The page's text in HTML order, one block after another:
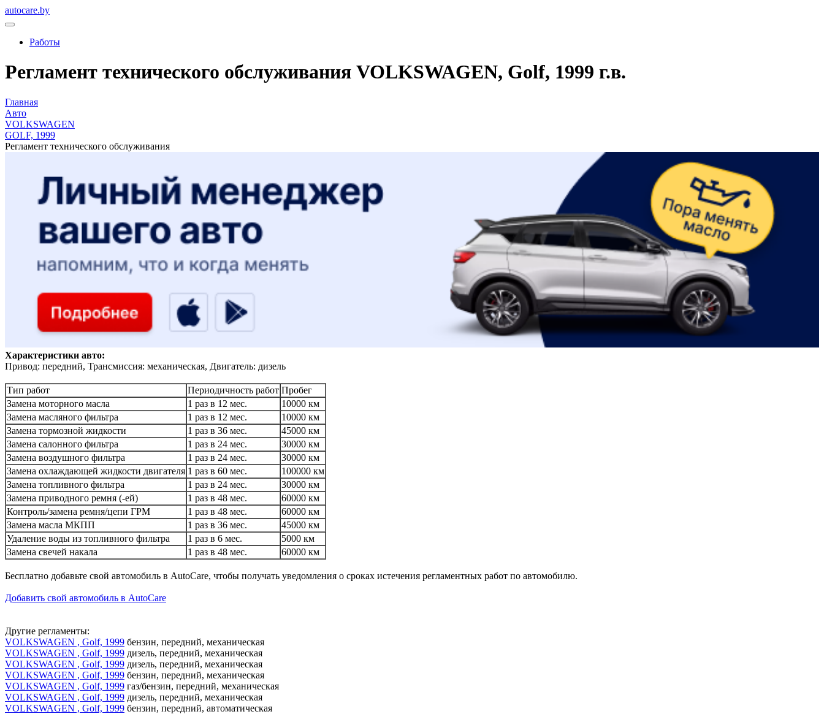
autocare.by
Работы
Регламент технического обслуживания VOLKSWAGEN, Golf, 1999 г.в.
Главная
Авто
VOLKSWAGEN
GOLF, 1999
Регламент технического обслуживания
Характеристики авто:
Привод: передний, Трансмиссия: механическая, Двигатель: дизель
Тип работ Периодичность работ Пробег
Замена моторного масла
1 раз в 12 мес.
10000 км
Замена масляного фильтра
1 раз в 12 мес.
10000 км
Замена тормозной жидкости
1 раз в 36 мес.
45000 км
Замена салонного фильтра
1 раз в 24 мес.
30000 км
Замена воздушного фильтра
1 раз в 24 мес.
30000 км
Замена охлаждающей жидкости двигателя 1 раз в 60 мес.
100000 км
Замена топливного фильтра
1 раз в 24 мес.
30000 км
Замена приводного ремня (-ей)
1 раз в 48 мес.
60000 км
Контроль/замена ремня/цепи ГРМ
1 раз в 48 мес.
60000 км
Замена масла МКПП
1 раз в 36 мес.
45000 км
Удаление воды из топливного фильтра
1 раз в 6 мес.
5000 км
Замена свечей накала
1 раз в 48 мес. 60000 км
Бесплатно добавьте свой автомобиль в AutoCare, чтобы получать уведомления о сроках истечения регламентных работ по автомобилю.
Добавить свой автомобиль в AutoCare
Другие регламенты:
VOLKSWAGEN , Golf, 1999 бензин, передний, механическая
VOLKSWAGEN , Golf, 1999 дизель, передний, механическая
VOLKSWAGEN , Golf, 1999 дизель, передний, механическая
VOLKSWAGEN , Golf, 1999 бензин, передний, механическая
VOLKSWAGEN , Golf, 1999 газ/бензин, передний, механическая
VOLKSWAGEN , Golf, 1999 дизель, передний, механическая
VOLKSWAGEN , Golf, 1999 бензин, передний, автоматическая